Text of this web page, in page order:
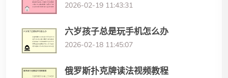
2026-02-19 11:43:31
六岁孩子总是玩手机怎么办
2026-02-18 11:45:07
俄罗斯扑克牌读法视频教程